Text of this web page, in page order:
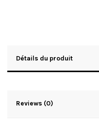
Détails du produit
Reviews (0)